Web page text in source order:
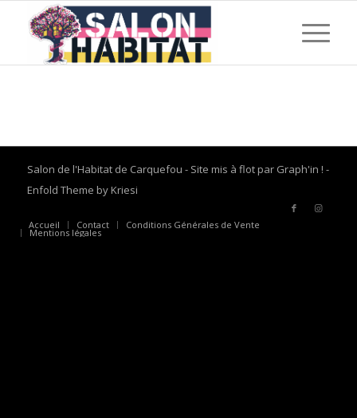
Salon de l'Habitat de Carquefou - Site mis à flot par Graph'in ! -
Enfold Theme by Kriesi
Accueil Contact Conditions Générales de Vente
Mentions légales